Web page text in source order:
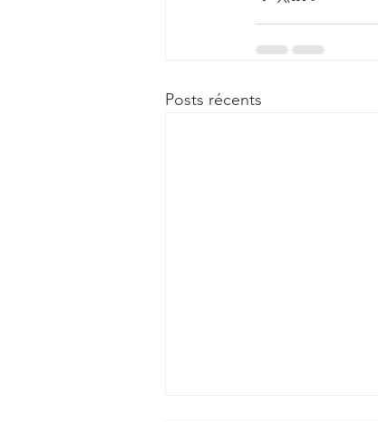
Posts récents